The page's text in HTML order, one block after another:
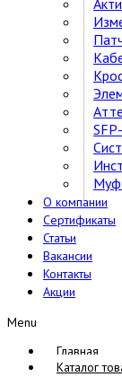
О компании
Сертификаты
Статьи
Вакансии
Контакты
Акции
Menu
Главная
Каталог